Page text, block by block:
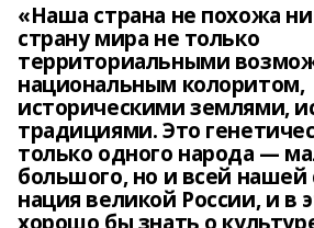
«Наша страна не похожа
страну мира не только
территориальными
национальным колоритом,
историческими землями,
традициями. Это
только одного народа —
большого, но и всей
нация великой России, и в